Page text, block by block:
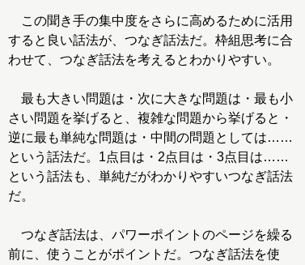
この聞き手の集中度をさらに高めるために活用
すると良い話法が、つなぎ話法だ。枠組思考に合
わせて、つなぎ話法を考えるとわかりやすい。
最も大きい問題は・次に大きな問題は・最も小
さい問題を挙げると、複雑な問題から挙げると・
逆に最も単純な問題は・中間の問題としては……
という話法だ。1点目は・2点目は・3点目は……
という話法も、単純だがわかりやすいつなぎ話法
だ。
つなぎ話法は、パワーポイントのページを繰る
前に、使うことがポイントだ。つなぎ話法を使